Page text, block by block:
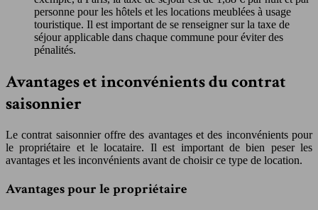
personne pour les hôtels et les locations meublées à usage
touristique. Il est important de se renseigner sur la taxe de
séjour applicable dans chaque commune pour éviter des
pénalités.
Avantages et inconvénients du contrat
saisonnier
Le contrat saisonnier offre des avantages et des inconvénients pour
le propriétaire et le locataire. Il est important de bien peser les
avantages et les inconvénients avant de choisir ce type de location.
Avantages pour le propriétaire